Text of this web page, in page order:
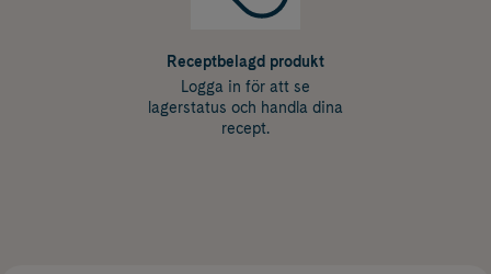
Receptbelagd produkt
Logga in för att se
lagerstatus och handla dina
recept.